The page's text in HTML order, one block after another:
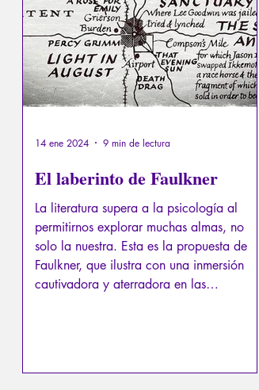
El laberinto de Faulkner
La literatura supera a la psicología al
permitirnos explorar muchas almas, no
solo la nuestra. Esta es la propuesta de
Faulkner, que ilustra con una inmersión
cautivadora y aterradora en las
14 ene 2024 9 min de lectura